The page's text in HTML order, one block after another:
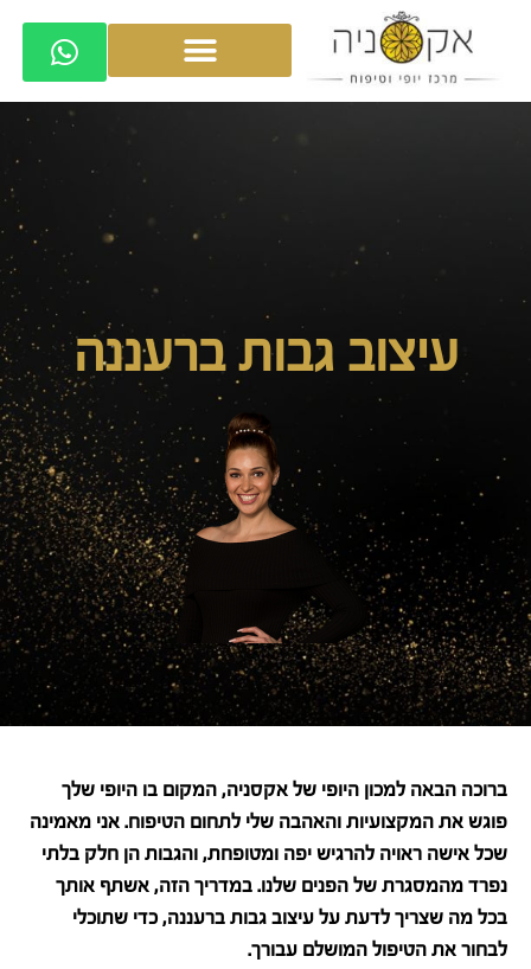
עיצוב גבות ברעננה
ברוכה הבאה למכון היופי של אקסניה, המקום בו היופי שלך
פוגש את המקצועיות והאהבה שלי לתחום הטיפוח. אני מאמינה
שכל אישה ראויה להרגיש יפה ומטופחת, והגבות הן חלק בלתי
נפרד מהמסגרת של הפנים שלנו. במדריך הזה, אשתף אותך
בכל מה שצריך לדעת על עיצוב גבות ברעננה, כדי שתוכלי
לבחור את הטיפול המושלם עבורך.